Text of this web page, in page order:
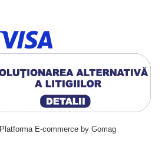
Platforma E-commerce by Gomag